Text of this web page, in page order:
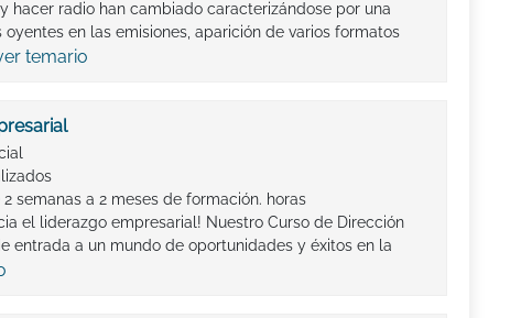
hacer radio han cambiado caracterizándose por una
en las emisiones, aparición de varios formatos
temario
semanas a 2 meses de formación. horas
el liderazgo empresarial! Nuestro Curso de Dirección
entrada a un mundo de oportunidades y éxitos en la